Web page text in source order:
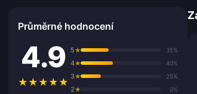
Průměrné hodnocení
4.9
★ ★ ★ ★ ★
5★ 35%
4★ 40%
3★ 25%
2★ 0%